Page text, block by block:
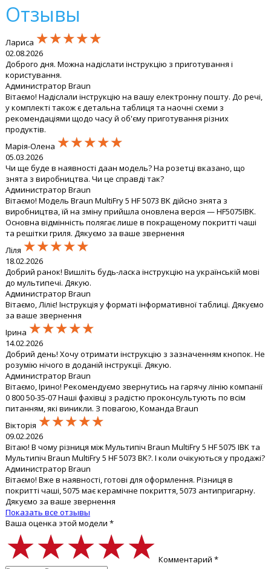
Отзывы
Лариса ★★★★★
★★★★★
★★★★★
02.08.2026
Доброго дня. Можна надіслати інструкцію з приготування і
користування.
Администратор Braun
Вітаємо! Надіслали інструкцію на вашу електронну пошту. До речі,
у комплекті також є детальна таблиця та наочні схеми з
рекомендаціями щодо часу й об'єму приготування різних
продуктів.
Марія-Олена ★★★★★
★★★★★
★★★★★
05.03.2026
Чи ще буде в наявності даан модель? На розетці вказано, що
знята з виробництва. Чи це справді так?
Администратор Braun
Вітаємо! Модель Braun MultiFry 5 HF 5073 BK дійсно знята з
виробництва, їй на зміну прийшла оновлена версія — HF5075IBK.
Основна відмінність полягає лише в покращеному покритті чаші
та решітки гриля. Дякуємо за ваше звернення
Ліля ★★★★★
★★★★★
★★★★★
18.02.2026
Добрий ранок! Вишліть будь-ласка інструкцію на українській мові
до мультипечі. Дякую.
Администратор Braun
Вітаємо, Ліліє! Інструкція у форматі інформативної таблиці. Дякуємо
за ваше звернення
Ірина ★★★★★
★★★★★
★★★★★
14.02.2026
Добрий день! Хочу отримати інструкцію з зазначенням кнопок. Не
розумію нічого в доданій інструкції. Дякую.
Администратор Braun
Вітаємо, Ірино! Рекомендуємо звернутись на гарячу лінію компанії
0 800 50-35-07 Наші фахівці з радістю проконсультують по всім
питанням, які виникли. З повагою, Команда Braun
Вікторія ★★★★★
★★★★★
★★★★★
09.02.2026
Вітаю! В чому різниця між Мультипіч Braun MultiFry 5 HF 5075 IBK та
Мультипіч Braun MultiFry 5 HF 5073 BK?. І коли очікуються у продажі?
Администратор Braun
Вітаємо! Вже в наявності, готові для оформлення. Різниця в
покритті чаші, 5075 має керамічне покриття, 5073 антипригарну.
Дякуємо за ваше звернення
Показать все отзывы
Ваша оценка этой модели *
★★★★★
★★★★★
★★★★★ Комментарий *